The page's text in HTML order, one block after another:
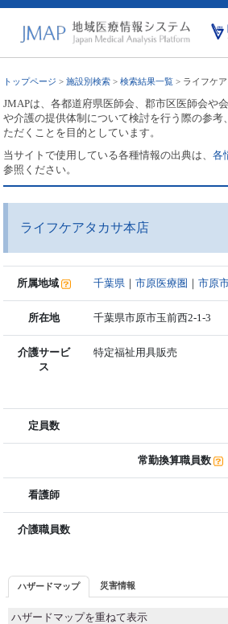
トップページ >施設別検索 >検索結果一覧 > ライフケ
JMAPは、各都道府県医師会、郡市区医師会や
や介護の提供体制について検討を行う際の参
ただくことを目的としています。
当サイトで使用している各種情報の出典は、各
参照ください。
ライフケアタカサ本店
所属地域 千葉県 ｜市原医療圏 ｜市原
所在地 千葉県市原市玉前西2-1-3
介護サービ
ス
特定福祉用具販売
定員数
常勤換算職員数
看護師
介護職員数
ハザードマップ 災害情報
ハザードマップを重ねて表示